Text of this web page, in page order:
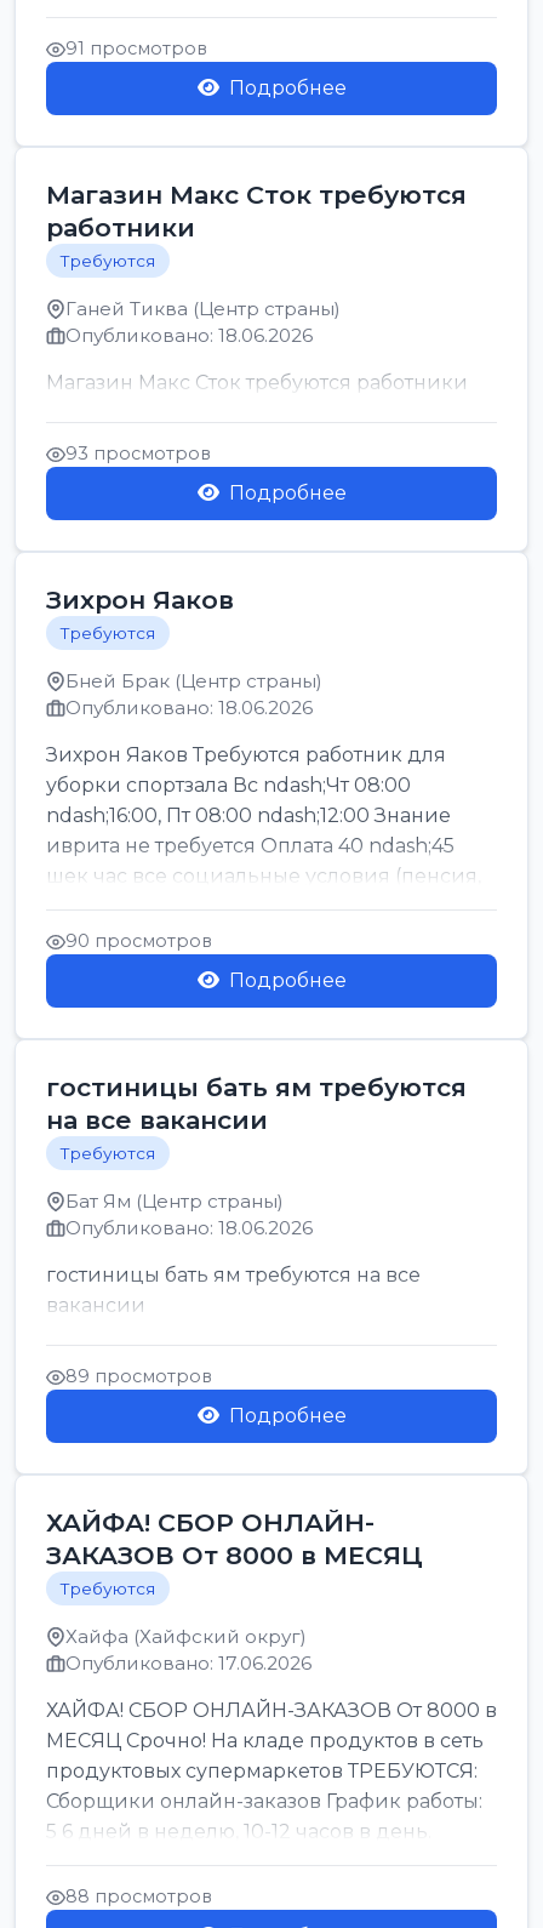
позицию возможна дом...
91 просмотров
Подробнее
Магазин Макс Сток требуются
работники
Требуются
Ганей Тиква (Центр страны)
Опубликовано: 18.06.2026
Магазин Макс Сток требуются работники
93 просмотров
Подробнее
Зихрон Яаков
Требуются
Бней Брак (Центр страны)
Опубликовано: 18.06.2026
Зихрон Яаков Требуются работник для
уборки спортзала Вс ndash;Чт 08:00
ndash;16:00, Пт 08:00 ndash;12:00 Знание
иврита не требуется Оплата 40 ndash;45
шек час все социальные условия (пенсия,
керен ишт...
90 просмотров
Подробнее
гостиницы бать ям требуются
на все вакансии
Требуются
Бат Ям (Центр страны)
Опубликовано: 18.06.2026
гостиницы бать ям требуются на все
вакансии
89 просмотров
Подробнее
ХАЙФА! СБОР ОНЛАЙН-
ЗАКАЗОВ От 8000 в МЕСЯЦ
Требуются
Хайфа (Хайфский округ)
Опубликовано: 17.06.2026
ХАЙФА! СБОР ОНЛАЙН-ЗАКАЗОВ От 8000 в
МЕСЯЦ Срочно! На кладе продуктов в сеть
продуктовых супермаркетов ТРЕБУЮТСЯ:
Сборщики онлайн-заказов График работы:
5 6 дней в неделю, 10-12 часов в день.
Колле ОП...
88 просмотров